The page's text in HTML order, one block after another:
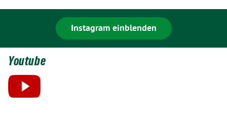
Instagram einblenden
Youtube